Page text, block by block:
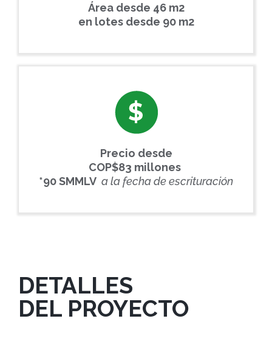
Área desde 46 m2
en lotes desde 90 m2
Precio desde
COP$83 millones
*90 SMMLV a la fecha de escrituración
DETALLES
DEL PROYECTO